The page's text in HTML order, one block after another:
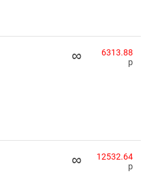
∞
6313.88
p
∞
12532.64
p